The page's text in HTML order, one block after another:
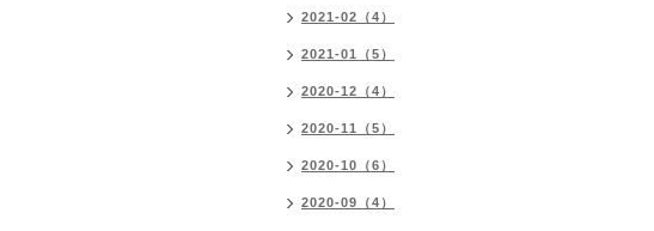
2021-02（4）
2021-01（5）
2020-12（4）
2020-11（5）
2020-10（6）
2020-09（4）